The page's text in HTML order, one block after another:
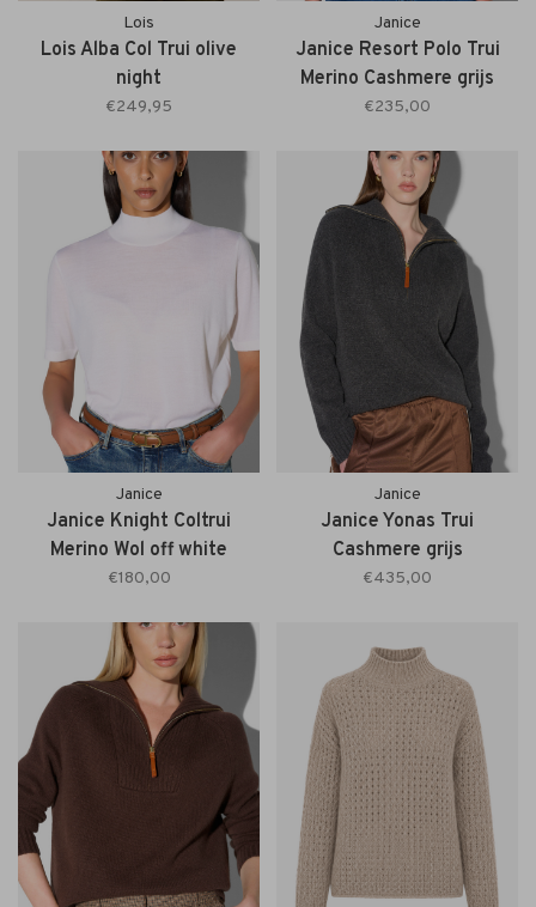
Lois
Lois Alba Col Trui olive
night
€249,95
Janice
Janice Resort Polo Trui
Merino Cashmere grijs
€235,00
Janice
Janice Knight Coltrui
Merino Wol off white
€180,00
Janice
Janice Yonas Trui
Cashmere grijs
€435,00